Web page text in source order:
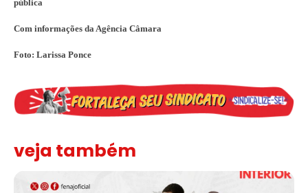
pública
Com informações da Agência Câmara
Foto: Larissa Ponce
veja também
Assinada nova CCT de jornais e revistas do interior